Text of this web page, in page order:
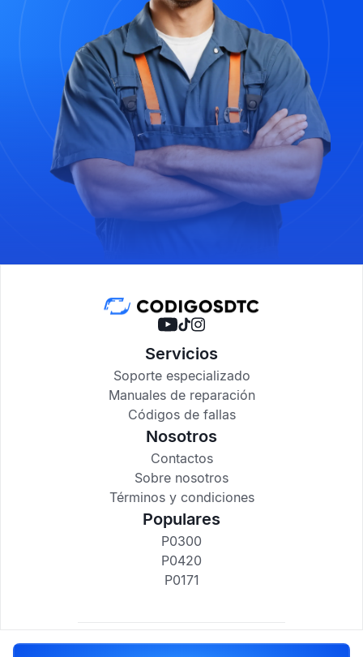
Servicios
Soporte especializado
Manuales de reparación
Códigos de fallas
Nosotros
Contactos
Sobre nosotros
Términos y condiciones
Populares
P0300
P0420
P0171